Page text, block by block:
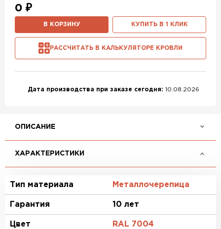
0 ₽
В КОРЗИНУ КУПИТЬ В 1 КЛИК
РАССЧИТАТЬ В КАЛЬКУЛЯТОРЕ КРОВЛИ
Дата производства при заказе сегодня: 10.08.2026
ОПИСАНИЕ
ХАРАКТЕРИСТИКИ
Тип материала Металлочерепица
Гарантия 10 лет
Цвет RAL 7004